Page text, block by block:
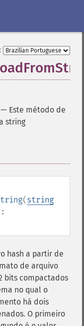
— Este método de
string
(string
hash a partir de
de arquivo
bits compactados
no qual o
há dois
O primeiro